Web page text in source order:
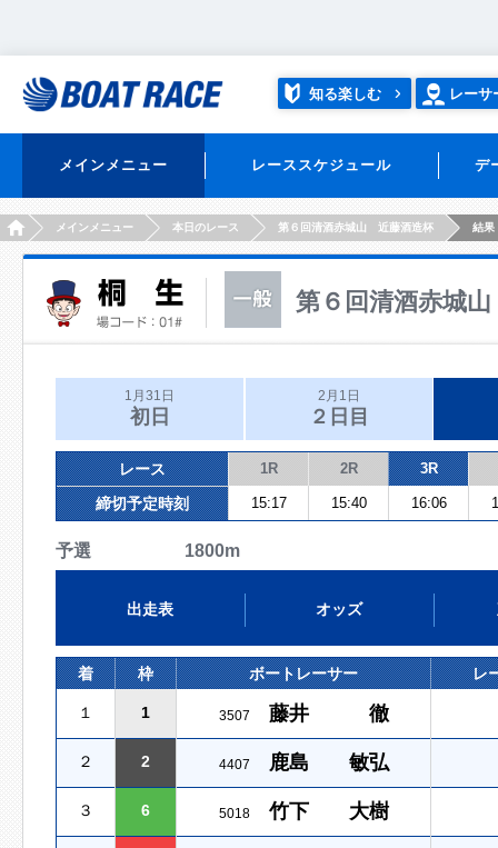
知る楽しむ レーサ
メインメニュー レーススケジュール デ
HOMEメインメニュー 本日のレース 第６回清酒赤城山 近藤酒造杯 結果
第６回清酒赤城
1月31日
初日
2月1日
２日目
レース 1R 2R 3R
締切予定時刻 15:17 15:40 16:06
予選 1800m
出走表 オッズ
着 枠 ボートレーサー レ
１ 1 3507 藤井 徹
２ 2 4407 鹿島 敏弘
３ 6 5018 竹下 大樹